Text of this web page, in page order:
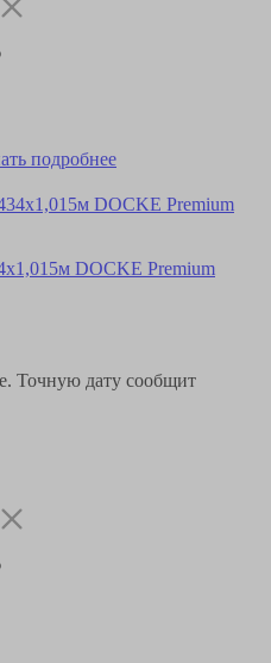
подробнее
DOCKE Premium
Точную дату сообщит